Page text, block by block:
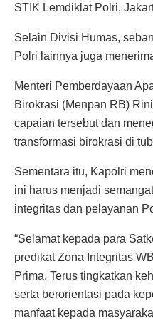
STIK Lemdiklat Polri,
Selain Divisi Humas,
Polri lainnya juga
Menteri Pemberdayaan
Birokrasi (Menpan RB)
capaian tersebut dan
transformasi birokrasi di
Sementara itu, Kapolri
ini harus menjadi
integritas dan pelayanan
“Selamat kepada para
predikat Zona Integritas
Prima. Terus tingkatkan
serta berorientasi pada
manfaat kepada